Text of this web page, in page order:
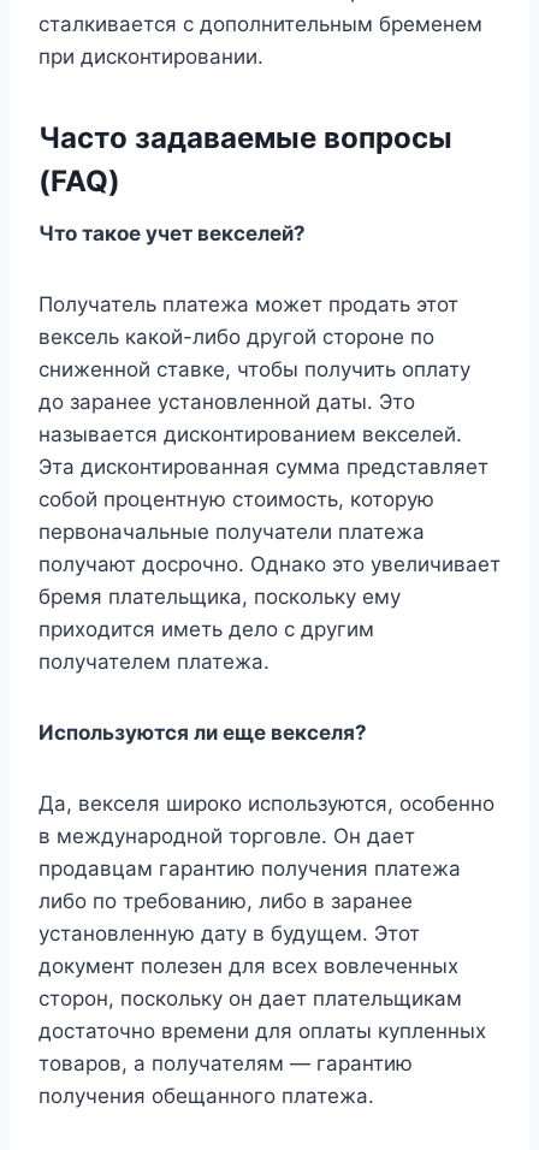
сталкивается с дополнительным бременем
при дисконтировании.
Часто задаваемые вопросы
(FAQ)
Что такое учет векселей?
Получатель платежа может продать этот
вексель какой-либо другой стороне по
сниженной ставке, чтобы получить оплату
до заранее установленной даты. Это
называется дисконтированием векселей.
Эта дисконтированная сумма представляет
собой процентную стоимость, которую
первоначальные получатели платежа
получают досрочно. Однако это увеличивает
бремя плательщика, поскольку ему
приходится иметь дело с другим
получателем платежа.
Используются ли еще векселя?
Да, векселя широко используются, особенно
в международной торговле. Он дает
продавцам гарантию получения платежа
либо по требованию, либо в заранее
установленную дату в будущем. Этот
документ полезен для всех вовлеченных
сторон, поскольку он дает плательщикам
достаточно времени для оплаты купленных
товаров, а получателям — гарантию
получения обещанного платежа.